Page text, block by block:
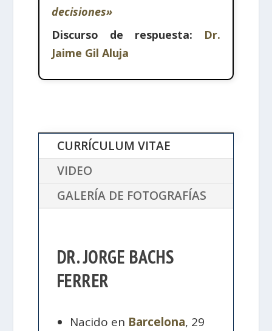
decisiones»
Discurso de respuesta: Dr.
Jaime Gil Aluja
CURRÍCULUM VITAE
VIDEO
GALERÍA DE FOTOGRAFÍAS
DR. JORGE BACHS
FERRER
Nacido en Barcelona, 29